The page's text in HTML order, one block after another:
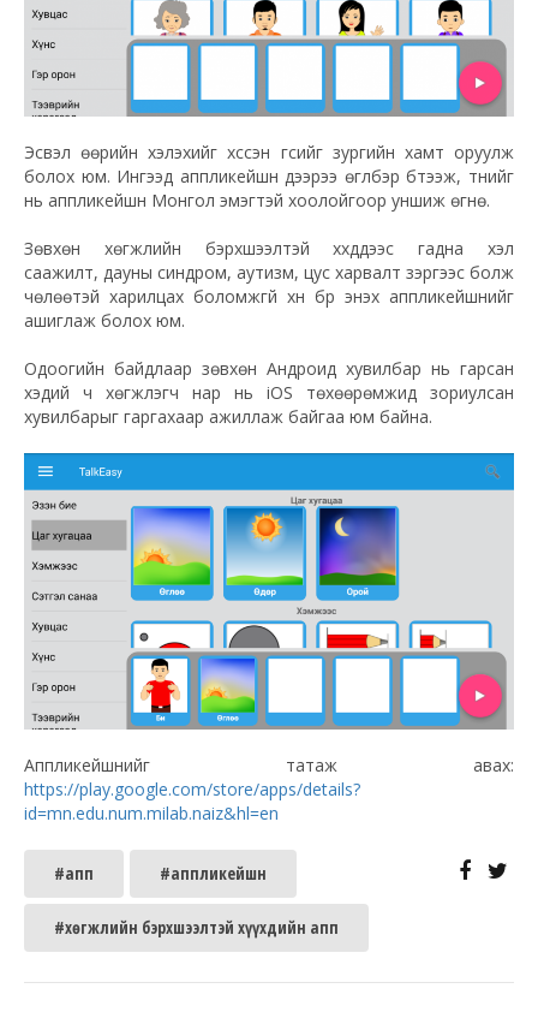
Эсвэл өөрийн хэлэхийг хүссэн үгсийг зургийн хамт оруулж
болох юм. Ингээд аппликейшн дээрээ өгүүлбэр бүтээж, түүнийг
нь аппликейшн Монгол эмэгтэй хоолойгоор уншиж өгнө.
Зөвхөн хөгжлийн бэрхшээлтэй хүүхдүүдээс гадна хэл
саажилт, дауны синдром, аутизм, цус харвалт зэргээс болж
чөлөөтэй харилцах боломжгүй хүн бүр энэхүү аппликейшнийг
ашиглаж болох юм.
Одоогийн байдлаар зөвхөн Андроид хувилбар нь гарсан
хэдий ч хөгжүүлэгч нар нь iOS төхөөрөмжид зориулсан
хувилбарыг гаргахаар ажиллаж байгаа юм байна.
Аппликейшнийг татаж авах:
https://play.google.com/store/apps/details?
id=mn.edu.num.milab.naiz&hl=en
#апп #аппликейшн
#хөгжлийн бэрхшээлтэй хүүхдийн апп